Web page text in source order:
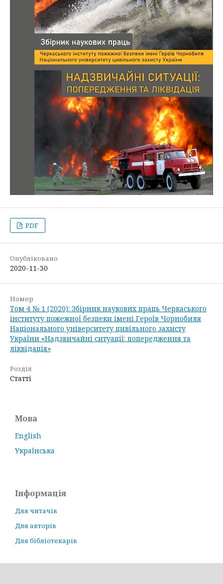
PDF
Опубліковано
2020-11-30
Номер
Том 4 № 1 (2020): Збірник наукових праць Черкаського
інституту пожежної безпеки імені Героїв Чорнобиля
Національного університету цивільного захисту
України «Надзвичайні ситуації: попередження та
ліквідація»
Розділ
Статті
Мова
English
Українська
Інформація
Для читачів
Для авторів
Для бібліотекарів